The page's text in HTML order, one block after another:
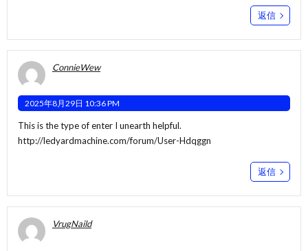
返信
ConnieWew
2025年8月29日 10:36 PM
This is the type of enter I unearth helpful.
http://ledyardmachine.com/forum/User-Hdqggn
返信
VrugNaild